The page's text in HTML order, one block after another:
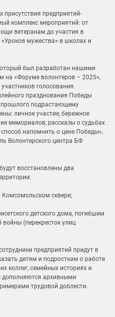
присутствия предприятий-
комплекс мероприятий: от
ветеранам до участия в
мужества» в школах и
был разработан нашими
на «Форуме волонтеров – 2025»,
голосования.
празднования Победы
прошлого подрастающему
личное участие, бережное
мемориалов, рассказы о судьбах
напомнить о цене Победы»,
Волонтерского центра БФ
восстановлены два
сквере;
детского дома, погибшим
войны (перекресток улиц
предприятий придут в
детям и подросткам о работе
коллег, семейных историях и
дополняются архивными
трудовой доблести.